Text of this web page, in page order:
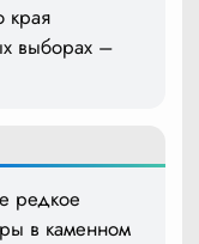
края
выборах –
редкое
в каменном